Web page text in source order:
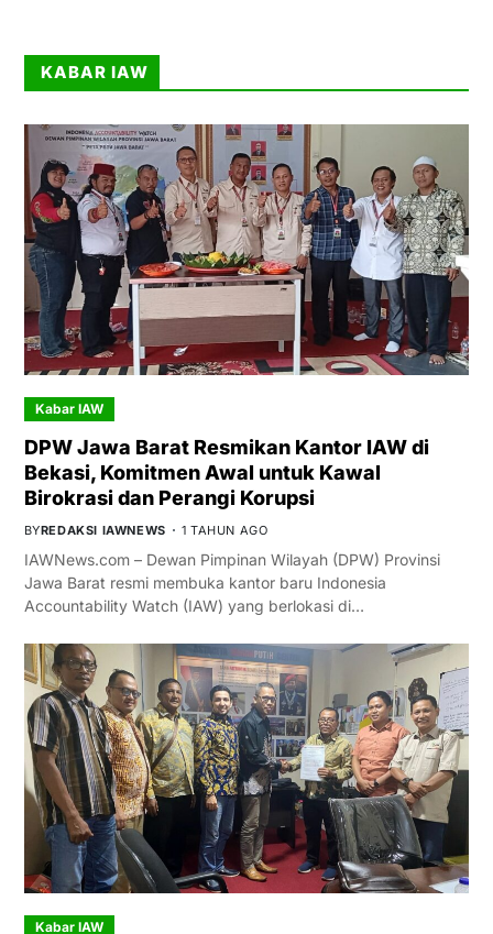
KABAR IAW
Kabar IAW
DPW Jawa Barat Resmikan Kantor IAW di
Bekasi, Komitmen Awal untuk Kawal
Birokrasi dan Perangi Korupsi
BYREDAKSI IAWNEWS 1 TAHUN AGO
IAWNews.com – Dewan Pimpinan Wilayah (DPW) Provinsi
Jawa Barat resmi membuka kantor baru Indonesia
Accountability Watch (IAW) yang berlokasi di…
Kabar IAW